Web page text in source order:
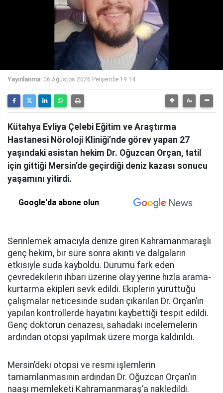
Yayınlanma: 06 Ağustos 2026 Perşembe 19:14
Kütahya Evliya Çelebi Eğitim ve Araştırma
Hastanesi Nöroloji Kliniği’nde görev yapan 27
yaşındaki asistan hekim Dr. Oğuzcan Orçan, tatil
için gittiği Mersin’de geçirdiği deniz kazası sonucu
yaşamını yitirdi.
Google'da abone olun
Serinlemek amacıyla denize giren Kahramanmaraşlı
genç hekim, bir süre sonra akıntı ve dalgaların
etkisiyle suda kayboldu. Durumu fark eden
çevredekilerin ihbarı üzerine olay yerine hızla arama-
kurtarma ekipleri sevk edildi. Ekiplerin yürüttüğü
çalışmalar neticesinde sudan çıkarılan Dr. Orçan’ın
yapılan kontrollerde hayatını kaybettiği tespit edildi.
Genç doktorun cenazesi, sahadaki incelemelerin
ardından otopsi yapılmak üzere morga kaldırıldı.
Mersin’deki otopsi ve resmi işlemlerin
tamamlanmasının ardından Dr. Oğuzcan Orçan’ın
naaşı memleketi Kahramanmaraş’a nakledildi.